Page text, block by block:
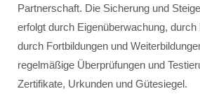
Partnerschaft. Die Sicherung und
erfolgt durch Eigenüberwachung,
durch Fortbildungen und
regelmäßige Überprüfungen und
Zertifikate, Urkunden und Gütesiegel.